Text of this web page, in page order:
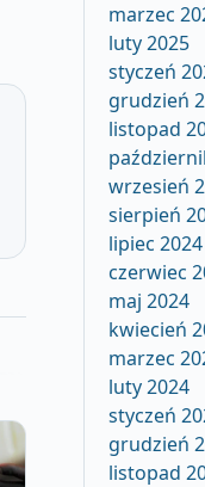
marzec
luty 2025
styczeń
grudzień
listopad
wrzesień
sierpień
lipiec 2024
czerwiec
maj 2024
kwiecień
marzec
luty 2024
styczeń
grudzień
listopad